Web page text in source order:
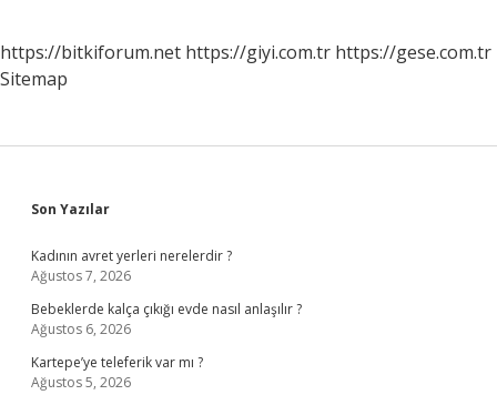
https://bitkiforum.net https://giyi.com.tr https://gese.com.tr
Sitemap
Sidebar
Son Yazılar
Kadının avret yerleri nerelerdir ?
Ağustos 7, 2026
Bebeklerde kalça çıkığı evde nasıl anlaşılır ?
Ağustos 6, 2026
Kartepe’ye teleferik var mı ?
Ağustos 5, 2026